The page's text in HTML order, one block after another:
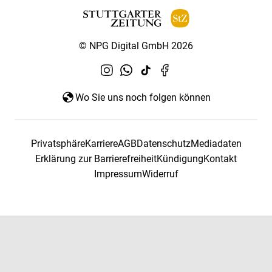
© NPG Digital GmbH 2026
Wo Sie uns noch folgen können
PrivatsphäreKarriereAGBDatenschutzMediadaten
Erklärung zur BarrierefreiheitKündigungKontakt
ImpressumWiderruf